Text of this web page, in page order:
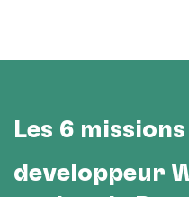
Les 6
développeur